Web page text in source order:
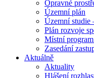
Opravné
Územní plán
Územní
Plán rozvoje
Místní
Zasedání
Aktuálně
Aktuality
Hlášení